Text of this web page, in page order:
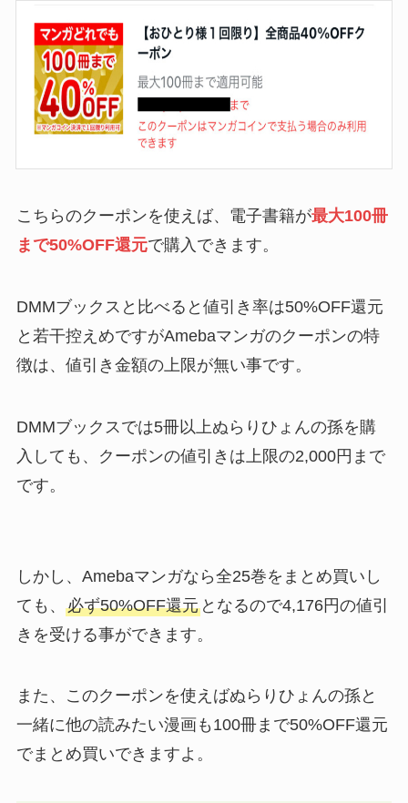
こちらのクーポンを使えば、電子書籍が最大100冊
まで50%OFF還元で購入できます。
DMMブックスと比べると値引き率は50%OFF還元
と若干控えめですがAmebaマンガのクーポンの特
徴は、値引き金額の上限が無い事です。
DMMブックスでは5冊以上ぬらりひょんの孫を購
入しても、クーポンの値引きは上限の2,000円まで
です。
しかし、Amebaマンガなら全25巻をまとめ買いし
ても、 必ず50%OFF還元となるので4,176円の値引
きを受ける事ができます。
また、このクーポンを使えばぬらりひょんの孫と
一緒に他の読みたい漫画も100冊まで50%OFF還元
でまとめ買いできますよ。